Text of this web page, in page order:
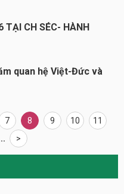
TẠI CH SÉC- HÀNH
quan hệ Việt-Đức và
7 8 9 10
11
>